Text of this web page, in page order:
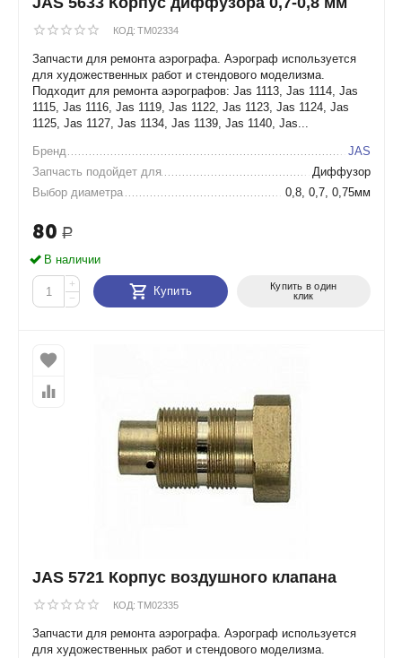
КОД: TM02334
Запчасти для ремонта аэрографа. Аэрограф используется
для художественных работ и стендового моделизма.
Подходит для ремонта аэрографов: Jas 1113, Jas 1114, Jas
1115, Jas 1116, Jas 1119, Jas 1122, Jas 1123, Jas 1124, Jas
1125, Jas 1127, Jas 1134, Jas 1139, Jas 1140, Jas...
Бренд
JAS
Запчасть подойдет для
Диффузор
Выбор диаметра
0,8, 0,7, 0,75мм
80 Р
В наличии
+
−
Купить
Купить в один
клик
JAS 5721 Корпус воздушного клапана
КОД: TM02335
Запчасти для ремонта аэрографа. Аэрограф используется
для художественных работ и стендового моделизма.